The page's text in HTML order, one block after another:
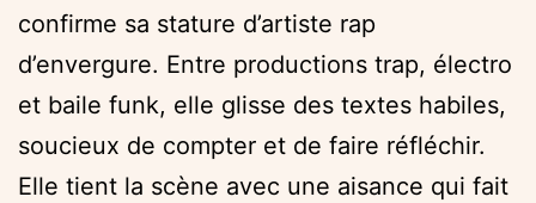
confirme sa stature d’artiste rap
d’envergure. Entre productions trap, électro
et baile funk, elle glisse des textes habiles,
soucieux de compter et de faire réfléchir.
Elle tient la scène avec une aisance qui fait